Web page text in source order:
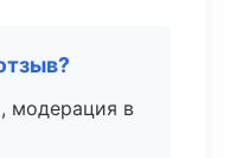
модерация в